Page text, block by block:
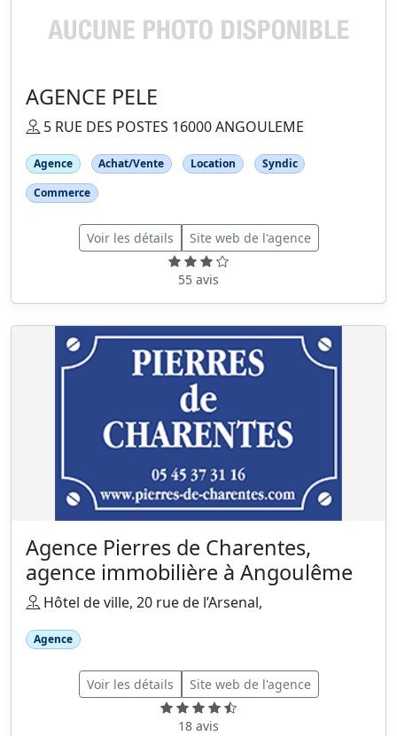
AGENCE PELE
5 RUE DES POSTES 16000 ANGOULEME
Agence Achat/Vente Location
Syndic
Commerce
Voir les détails Site web de l'agence
55 avis
Agence Pierres de Charentes,
agence immobilière à Angoulême
Hôtel de ville, 20 rue de l’Arsenal,
Agence
Voir les détails Site web de l'agence
18 avis